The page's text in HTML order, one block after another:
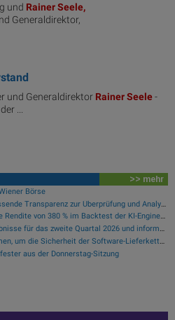
und RainerSeele,
Generaldirektor,
und Generaldirektor RainerSeele-
...
>> mehr
Börse
Cloudflare bietet Unternehmen umfassende Transparenz zur Überprüfung und Analyse des KI-Einsatzes
Perpetuals meldet eine hypothetische Rendite von 380 % im Backtest der KI-Engine, die die risikofreie Handelsplattform „UpsideOnly“ antreibt
BeOne Medicines meldet Finanzergebnisse für das zweite Quartal 2026 und informiert über aktuelle Geschäftsentwicklungen
LTM arbeitet mit Chainguard zusammen, um die Sicherheit der Software-Lieferkette durch BlueVerse™ RightLogic zu stärken
aus der Donnerstag-Sitzung